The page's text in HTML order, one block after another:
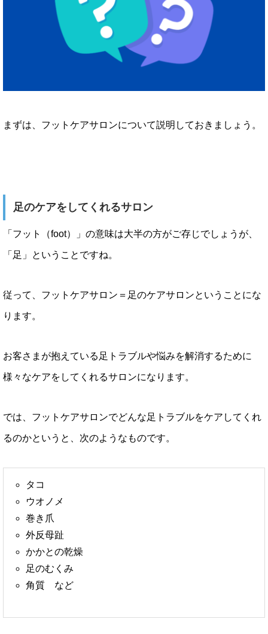
まずは、フットケアサロンについて説明しておきましょう。
足のケアをしてくれるサロン
「フット（foot）」の意味は大半の方がご存じでしょうが、
「足」ということですね。
従って、フットケアサロン＝足のケアサロンということにな
ります。
お客さまが抱えている足トラブルや悩みを解消するために
様々なケアをしてくれるサロンになります。
では、フットケアサロンでどんな足トラブルをケアしてくれ
るのかというと、次のようなものです。
タコ
ウオノメ
巻き爪
外反母趾
かかとの乾燥
足のむくみ
角質 など